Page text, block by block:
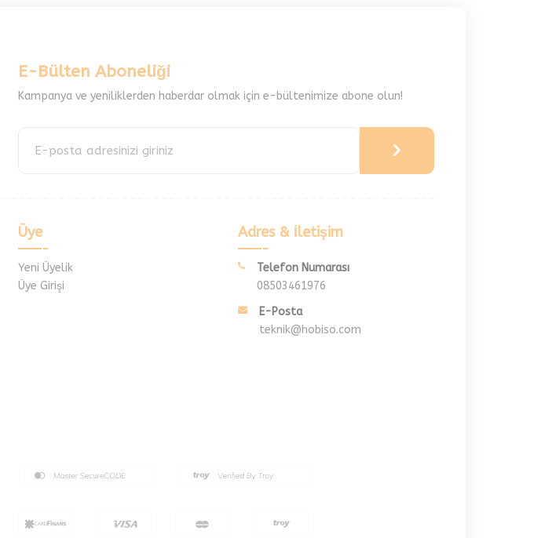
E-Bülten Aboneliği
Kampanya ve yeniliklerden haberdar olmak için e-bültenimize abone olun!
Üye
Yeni Üyelik
Üye Girişi
Adres & İletişim
Telefon Numarası
08503461976
E-Posta
teknik@hobiso.com